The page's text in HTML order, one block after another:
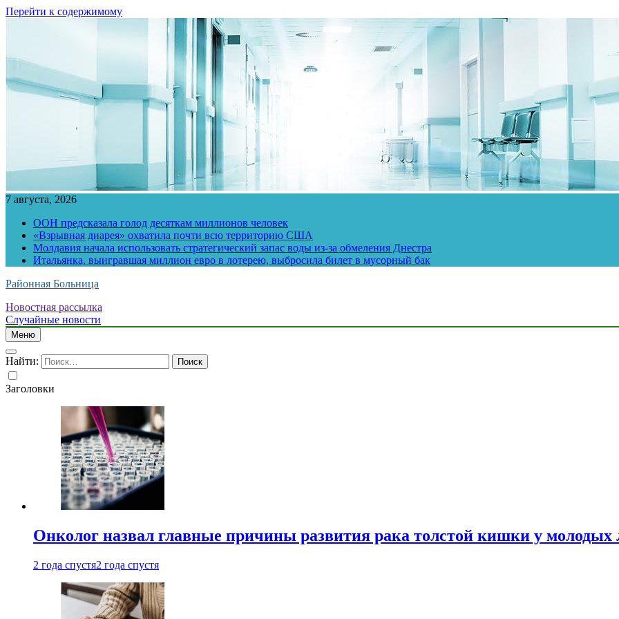
Перейти к содержимому
7 августа, 2026
ООН предсказала голод десяткам миллионов человек
«Взрывная диарея» охватила почти всю территорию США
Молдавия начала использовать стратегический запас воды из-за обмеления Днестра
Итальянка, выигравшая миллион евро в лотерею, выбросила билет в мусорный бак
Районная Больница
Новостная рассылка
Случайные новости
Меню
Найти:
Заголовки
Онколог назвал главные причины развития рака толстой кишки у молодых
2 года спустя2 года спустя